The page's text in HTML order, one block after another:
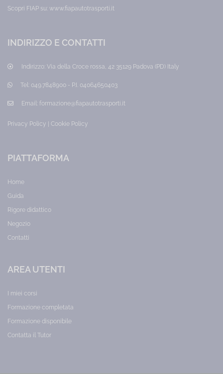
Scopri FIAP su: www.fiapautotrasporti.it
INDIRIZZO E CONTATTI
Indirizzo: Via della Croce rossa, 42 35129 Padova (PD) Italy
Tel: 049.7848900 - P.I. 04064650403
Email: formazione@fiapautotrasporti.it
Privacy Policy Cookie Policy
PIATTAFORMA
Home
Guida
Rigore didattico
Negozio
Contatti
AREA UTENTI
I miei corsi
Formazione completata
Formazione disponibile
Contatta il Tutor